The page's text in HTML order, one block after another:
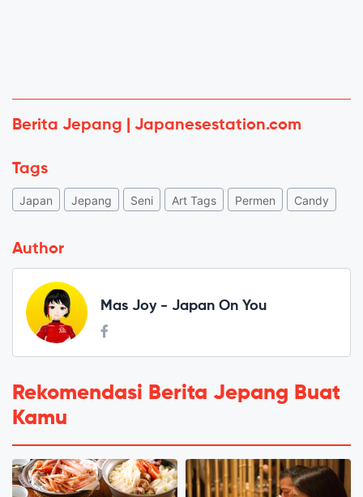
Berita Jepang | Japanesestation.com
Tags
Japan Jepang Seni Art Tags Permen Candy
Author
Mas Joy - Japan On You
Rekomendasi Berita Jepang Buat
Kamu